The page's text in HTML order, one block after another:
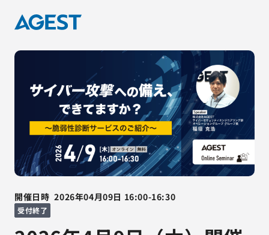
開催日時 2026年04月09日 16:00-16:30
受付終了